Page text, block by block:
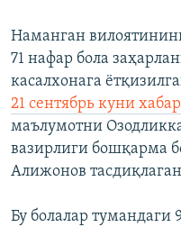
Наманган
71 нафар бола
касалхонага
21 сентябрь куни
маълумотни
вазирлиги бошқарма
Алижонов
Бу болалар тумандаги